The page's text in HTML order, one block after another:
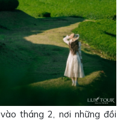
tháng 2, nơi những đồi